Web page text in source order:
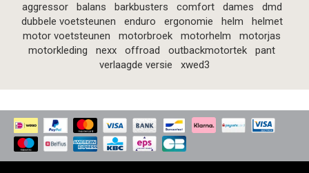
aggressor
balans barkbusters comfort dames
dmd
dubbele voetsteunen
enduro ergonomie helm
helmet
motor voetsteunen
motorbroek motorhelm
motorjas
motorkleding
nexx offroad outbackmotortek
pant
verlaagde versie
xwed3